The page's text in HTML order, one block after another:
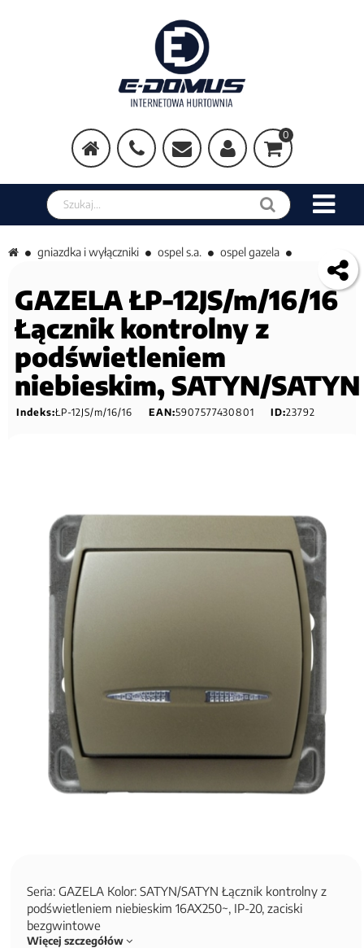
0
Szukaj w sklepie
gniazdka i wyłączniki ospel s.a. ospel gazela
GAZELA ŁP-12JS/m/16/16
Łącznik kontrolny z
podświetleniem
niebieskim, SATYN/SATYN
Indeks:ŁP-12JS/m/16/16 EAN:5907577430801 ID:23792
Seria: GAZELA Kolor: SATYN/SATYN Łącznik kontrolny z
podświetleniem niebieskim 16AX250~, IP-20, zaciski
bezgwintowe
Więcej szczegółów